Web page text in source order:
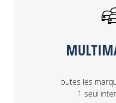
Toutes les
1 seul